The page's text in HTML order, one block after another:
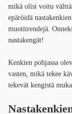
mikä olisi voitu
epäröidä
muotitrendejä.
nastakengät!
Kenkien pohjassa
vasten, mikä tekee
tekevät kengistä